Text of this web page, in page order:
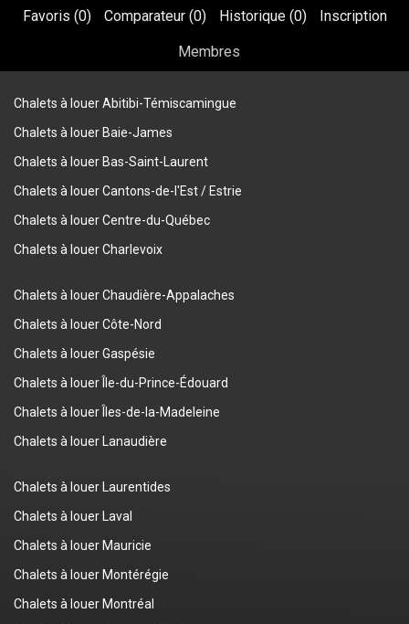
Favoris (0) Comparateur (0) Historique (0) Inscription
Membres
Chalets à louer Abitibi-Témiscamingue
Chalets à louer Baie-James
Chalets à louer Bas-Saint-Laurent
Chalets à louer Cantons-de-l'Est / Estrie
Chalets à louer Centre-du-Québec
Chalets à louer Charlevoix
Chalets à louer Chaudière-Appalaches
Chalets à louer Côte-Nord
Chalets à louer Gaspésie
Chalets à louer Île-du-Prince-Édouard
Chalets à louer Îles-de-la-Madeleine
Chalets à louer Lanaudière
Chalets à louer Laurentides
Chalets à louer Laval
Chalets à louer Mauricie
Chalets à louer Montérégie
Chalets à louer Montréal